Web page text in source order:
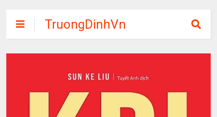
TruongDinhVn
Chia sẽ ebook,
các khóa học,
tập miễn phí